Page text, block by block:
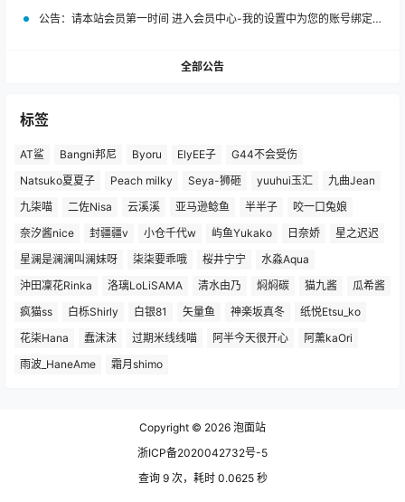
公告： 请本站会员第一时间 进入会员中心-我的设置中为您的账号绑定邮箱!
全部公告
标签
AT鲨 Bangni邦尼 Byoru ElyEE子
G44不会受伤
Natsuko夏夏子
Peach milky Seya-狮砸 yuuhui玉汇
九曲Jean
九柒喵
二佐Nisa 云溪溪 亚马逊鲶鱼 半半子
咬一口兔娘
奈汐酱nice
封疆疆v 小仓千代w 屿鱼Yukako 日奈娇
星之迟迟
星澜是澜澜叫澜妹呀
柒柒要乖哦 桜井宁宁
水淼Aqua
沖田凜花Rinka
洛璃LoLiSAMA 清水由乃 焖焖碳 猫九酱
瓜希酱
疯猫ss
白栎Shirly 白银81 矢量鱼 神楽坂真冬
纸悦Etsu_ko
花柒Hana
蠢沫沫 过期米线线喵 阿半今天很开心
阿薰kaOri
雨波_HaneAme
霜月shimo
Copyright © 2026 泡面站
浙ICP备2020042732号-5
查询 9 次，耗时 0.0625 秒